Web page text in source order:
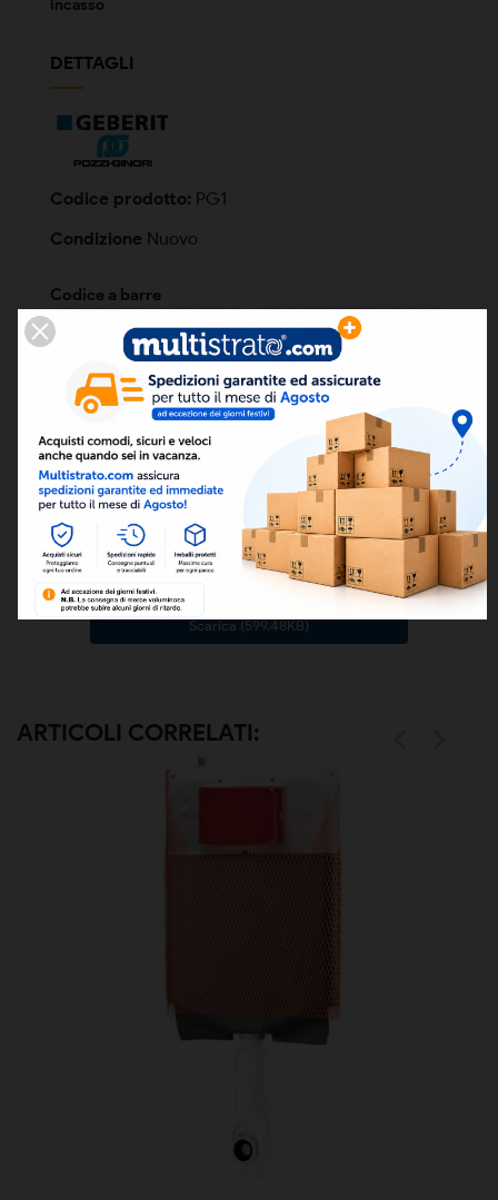
incasso
DETTAGLI
Codice prodotto: PG1
Condizione Nuovo
Codice a barre
8050000022207
FILES ALLEGATI
SCHEDA TECNICA (SCARICO A PAVIMENTO)
Scarica (111.51KB)
SCHEDA TECNICA (SCARICO A PARETE)
Scarica (107.48KB)
CATALOGO COLOBRÌ 2
Scarica (599.48KB)
ARTICOLI CORRELATI: